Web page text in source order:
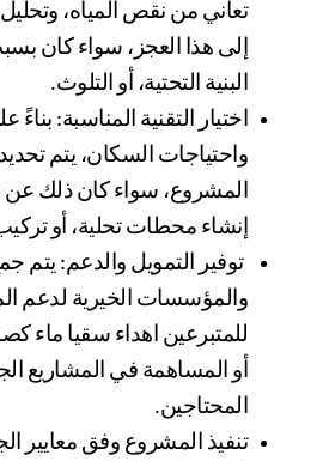
البنية التحتية، أو التلوث.
إنشاء محطات تحلية، أو تركيب
المحتاجين.